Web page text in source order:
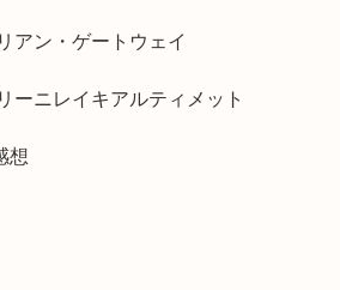
アン・ゲートウェイ
ーニレイキアルティメット
想